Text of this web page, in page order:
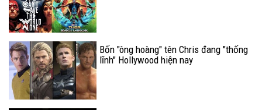
Bốn "ông hoàng" tên Chris đang "thống
lĩnh" Hollywood hiện nay